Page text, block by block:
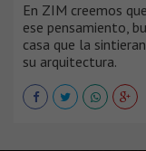
En ZIM creemos
ese pensamiento,
casa que la
su arquitectura.